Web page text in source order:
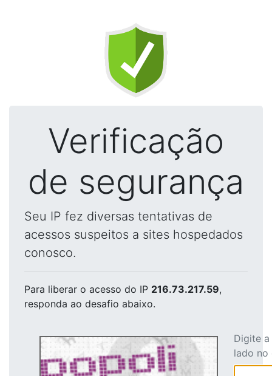
Verificação
de segurança
Seu IP fez diversas tentativas de
acessos suspeitos a sites hospedados
conosco.
Para liberar o acesso do IP 216.73.217.59,
responda ao desafio abaixo.
Digite
lado no